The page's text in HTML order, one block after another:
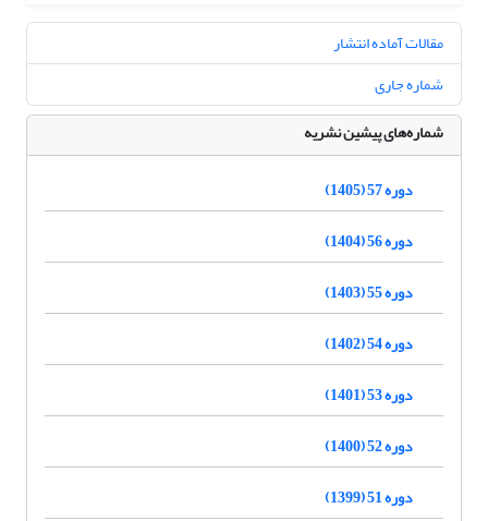
مقالات آماده انتشار
شماره جاری
شماره‌های پیشین نشریه
دوره 57 (1405)
دوره 56 (1404)
دوره 55 (1403)
دوره 54 (1402)
دوره 53 (1401)
دوره 52 (1400)
دوره 51 (1399)